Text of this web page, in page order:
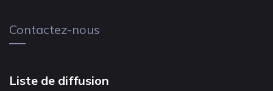
Contactez-nous
Liste de diffusion